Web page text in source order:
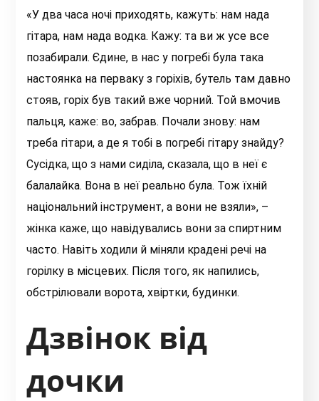
«У два часа ночі приходять, кажуть: нам нада
гітара, нам нада водка. Кажу: та ви ж усе все
позабирали. Єдине, в нас у погребі була така
настоянка на перваку з горіхів, бутель там давно
стояв, горіх був такий вже чорний. Той вмочив
пальця, каже: во, забрав. Почали знову: нам
треба гітари, а де я тобі в погребі гітару знайду?
Сусідка, що з нами сиділа, сказала, що в неї є
балалайка. Вона в неї реально була. Тож їхній
національний інструмент, а вони не взяли», –
жінка каже, що навідувались вони за спиртним
часто. Навіть ходили й міняли крадені речі на
горілку в місцевих. Після того, як напились,
обстрілювали ворота, хвіртки, будинки.
Дзвінок від
дочки